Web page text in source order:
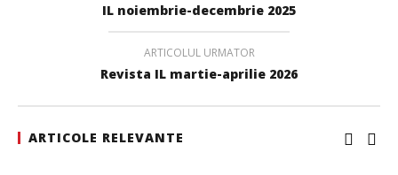
Cushman & Wakefield Echinox: Cererea de spații
IL noiembrie-decembrie 2025
ARTICOLUL URMATOR
Revista IL martie-aprilie 2026
ARTICOLE RELEVANTE